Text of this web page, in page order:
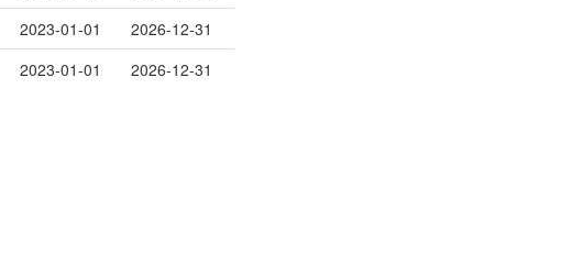
2023-01-01
2026-12-31
2023-01-01 2026-12-31